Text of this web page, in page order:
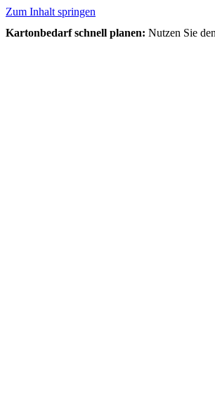
Zum Inhalt springen
Kartonbedarf schnell planen: Nutzen Sie